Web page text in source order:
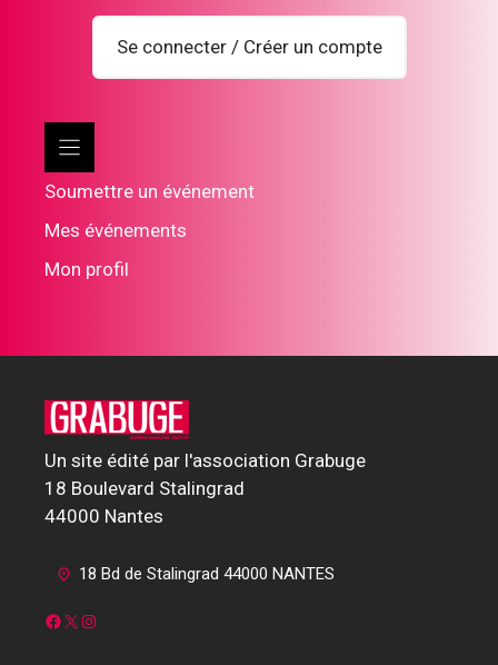
Se connecter / Créer un compte
Soumettre un événement
Mes événements
Mon profil
Un site édité par l'association Grabuge
18 Boulevard Stalingrad
44000 Nantes
18 Bd de Stalingrad 44000 NANTES
Facebook
X Instagram